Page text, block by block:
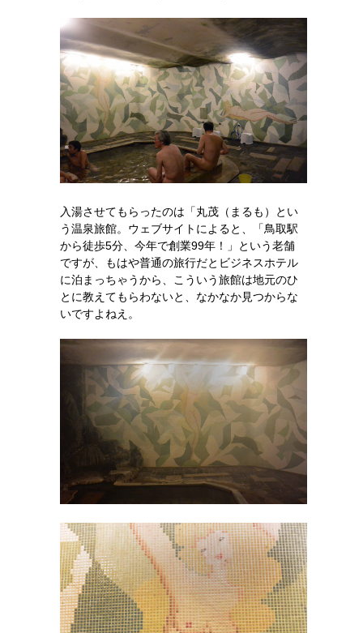
入湯させてもらったのは「丸茂（まるも）とい
う温泉旅館。ウェブサイトによると、「鳥取駅
から徒歩5分、今年で創業99年！」という老舗
ですが、もはや普通の旅行だとビジネスホテル
に泊まっちゃうから、こういう旅館は地元のひ
とに教えてもらわないと、なかなか見つからな
いですよねえ。